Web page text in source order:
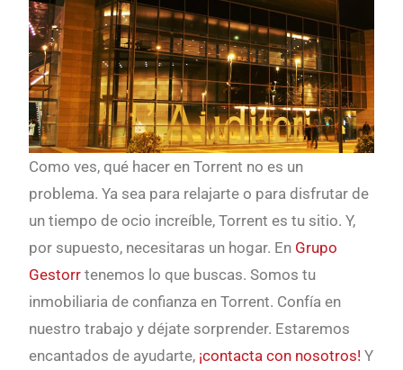
Como ves, qué hacer en Torrent no es un
problema. Ya sea para relajarte o para disfrutar de
un tiempo de ocio increíble, Torrent es tu sitio. Y,
por supuesto, necesitaras un hogar. En Grupo
Gestorr tenemos lo que buscas. Somos tu
inmobiliaria de confianza en Torrent. Confía en
nuestro trabajo y déjate sorprender. Estaremos
encantados de ayudarte, ¡contacta con nosotros! Y